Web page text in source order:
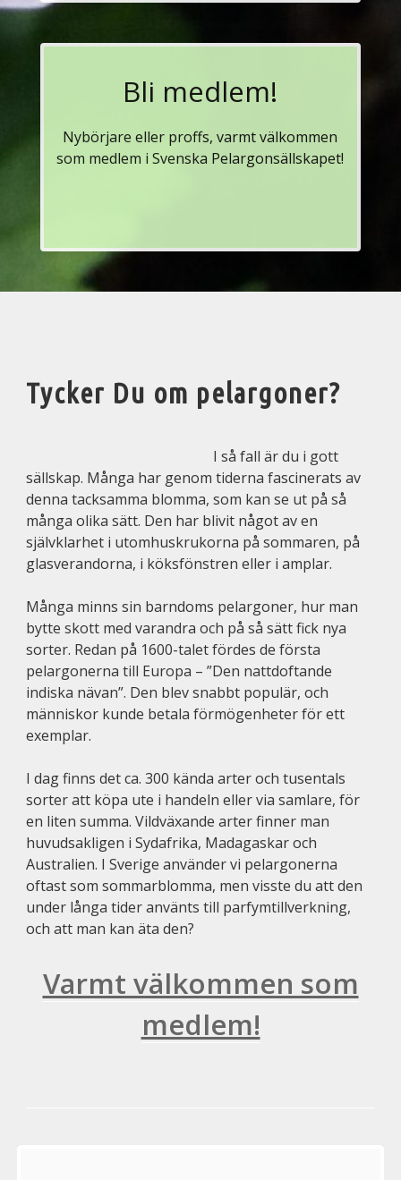
Bli medlem!
Nybörjare eller proffs, varmt välkommen
som medlem i Svenska Pelargonsällskapet!
Tycker Du om pelargoner?
I så fall är du i gott
sällskap. Många har genom tiderna fascinerats av
denna tacksamma blomma, som kan se ut på så
många olika sätt. Den har blivit något av en
självklarhet i utomhuskrukorna på sommaren, på
glasverandorna, i köksfönstren eller i amplar.
Många minns sin barndoms pelargoner, hur man
bytte skott med varandra och på så sätt fick nya
sorter. Redan på 1600-talet fördes de första
pelargonerna till Europa – ”Den nattdoftande
indiska nävan”. Den blev snabbt populär, och
människor kunde betala förmögenheter för ett
exemplar.
I dag finns det ca. 300 kända arter och tusentals
sorter att köpa ute i handeln eller via samlare, för
en liten summa. Vildväxande arter finner man
huvudsakligen i Sydafrika, Madagaskar och
Australien. I Sverige använder vi pelargonerna
oftast som sommarblomma, men visste du att den
under långa tider använts till parfymtillverkning,
och att man kan äta den?
Varmt välkommen som
medlem!